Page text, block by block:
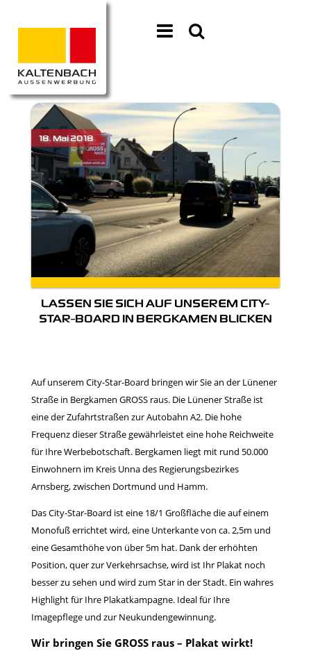
LASSEN SIE SICH AUF UNSEREM CITY-
STAR-BOARD IN BERGKAMEN BLICKEN
Auf unserem City-Star-Board bringen wir Sie an der Lünener
Straße in Bergkamen GROSS raus. Die Lünener Straße ist
eine der Zufahrtstraßen zur Autobahn A2. Die hohe
Frequenz dieser Straße gewährleistet eine hohe Reichweite
für Ihre Werbebotschaft. Bergkamen liegt mit rund 50.000
Einwohnern im Kreis Unna des Regierungsbezirkes
Arnsberg, zwischen Dortmund und Hamm.
Das City-Star-Board ist eine 18/1 Großfläche die auf einem
Monofuß errichtet wird, eine Unterkante von ca. 2,5m und
eine Gesamthöhe von über 5m hat. Dank der erhöhten
Position, quer zur Verkehrsachse, wird ist Ihr Plakat noch
besser zu sehen und wird zum Star in der Stadt. Ein wahres
Highlight für Ihre Plakatkampagne. Ideal für Ihre
Imagepflege und zur Neukundengewinnung.
Wir bringen Sie GROSS raus – Plakat wirkt!